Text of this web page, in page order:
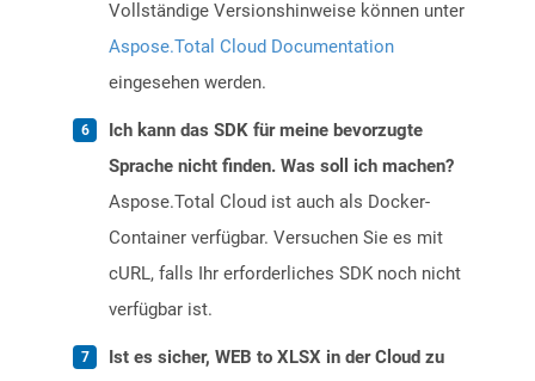
Vollständige Versionshinweise können unter
Aspose.Total Cloud Documentation
eingesehen werden.
Ich kann das SDK für meine bevorzugte
Sprache nicht finden. Was soll ich machen?
Aspose.Total Cloud ist auch als Docker-
Container verfügbar. Versuchen Sie es mit
cURL, falls Ihr erforderliches SDK noch nicht
verfügbar ist.
Ist es sicher, WEB to XLSX in der Cloud zu